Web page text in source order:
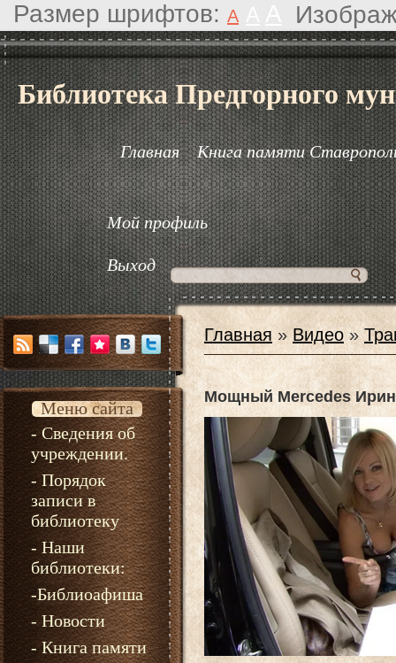
Размер шрифтов: A
Библиотека Предгорного
Главная Книга памяти
Мой профиль
Выход
Меню сайта
- Сведения об
учреждении.
- Порядок
записи в
библиотеку
- Наши
библиотеки:
-Библиоафиша
- Новости
- Книга памяти
Главная »Видео »
Мощный Mercedes